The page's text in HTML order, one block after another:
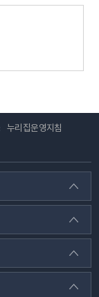
누리집운영지침